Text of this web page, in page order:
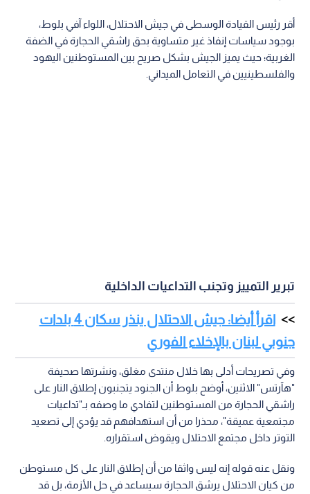
أقر رئيس القيادة الوسطى في جيش الاحتلال، اللواء آفي بلوط،
بوجود سياسات إنفاذ غير متساوية بحق راشقي الحجارة في الضفة
الغربية؛ حيث يميز الجيش بشكل صريح بين المستوطنين اليهود
والفلسطينيين في التعامل الميداني.
تبرير التمييز وتجنب التداعيات الداخلية
اقرأ أيضا: جيش الاحتلال ينذر سكان 4 بلدات
جنوبي لبنان بالإخلاء الفوري
وفي تصريحات أدلى بها خلال منتدى مغلق، ونشرتها صحيفة
"هآرتس" الاثنين، أوضح بلوط أن الجنود يتجنبون إطلاق النار على
راشقي الحجارة من المستوطنين لتفادي ما وصفه بـ"تداعيات
مجتمعية عميقة"، محذرا من أن استهدافهم قد يؤدي إلى تصعيد
التوتر داخل مجتمع الاحتلال ويقوض استقراره.
ونقل عنه قوله إنه ليس واثقا من أن إطلاق النار على كل مستوطن
من كيان الاحتلال يرشق الحجارة سيساعد في حل الأزمة، بل قد